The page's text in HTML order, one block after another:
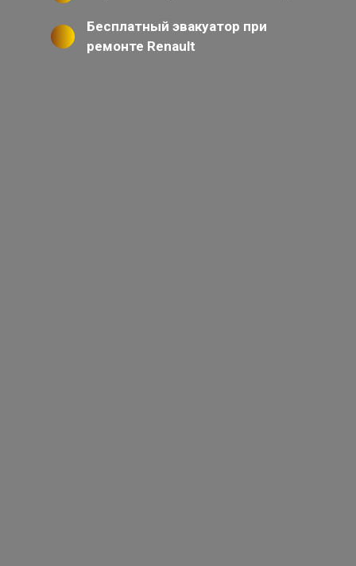
Бесплатный эвакуатор при
ремонте Renault